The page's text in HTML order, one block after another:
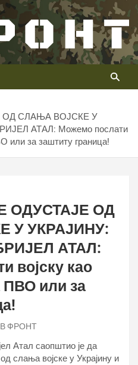
ОД СЛАЊА ВОЈСКЕ У
АТАЛ: Можемо послати
или за заштиту граница!
ОДУСТАЈЕ ОД
У УКРАЈИНУ:
АТАЛ:
војску као
ПВО или за
ФРОНТ
Атал саопштио је да
слања војске у Украјину и